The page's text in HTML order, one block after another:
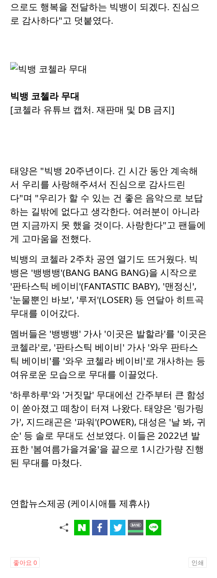
으로도 행복을 전달하는 빅뱅이 되겠다. 진심으
로 감사하다"고 덧붙였다.
빅뱅 코첼라 무대
[코첼라 유튜브 캡처. 재판매 및 DB 금지]
태양은 "빅뱅 20주년이다. 긴 시간 동안 계속해
서 우리를 사랑해주셔서 진심으로 감사드린
다"며 "우리가 할 수 있는 건 좋은 음악으로 보답
하는 길밖에 없다고 생각한다. 여러분이 아니라
면 지금까지 못 했을 것이다. 사랑한다"고 팬들에
게 고마움을 전했다.
빅뱅의 코첼라 2주차 공연 열기도 뜨거웠다. 빅
뱅은 '뱅뱅뱅'(BANG BANG BANG)을 시작으로
'판타스틱 베이비'(FANTASTIC BABY), '맨정신',
'눈물뿐인 바보', '루저'(LOSER) 등 연달아 히트곡
무대를 이어갔다.
멤버들은 '뱅뱅뱅' 가사 '이곳은 발할라'를 '이곳은
코첼라'로, '판타스틱 베이비' 가사 '와우 판타스
틱 베이비'를 '와우 코첼라 베이비'로 개사하는 등
여유로운 모습으로 무대를 이끌었다.
'하루하루'와 '거짓말' 무대에선 간주부터 큰 함성
이 쏟아졌고 떼창이 터져 나왔다. 태양은 '링가링
가', 지드래곤은 '파워'(POWER), 대성은 '날 봐, 귀
순' 등 솔로 무대도 선보였다. 이들은 2022년 발
표한 '봄여름가을겨울'을 끝으로 1시간가량 진행
된 무대를 마쳤다.
연합뉴스제공 (케이시애틀 제휴사)
좋아요 0 인쇄